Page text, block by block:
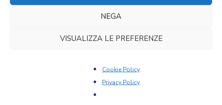
NEGA
VISUALIZZA LE PREFERENZE
Cookie Policy
Privacy Policy
PRODOTTI CORRELATI